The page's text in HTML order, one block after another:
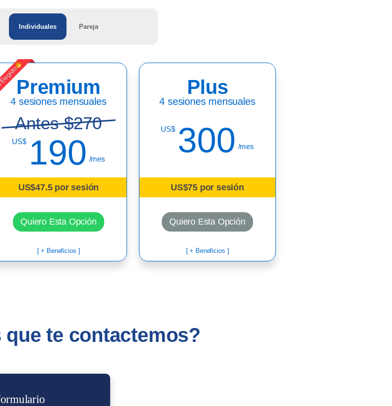
Individuales Pareja
Premium
4 sesiones mensuales
Antes $270
US$ 190 /mes
US$47.5 por sesión
Quiero Esta Opción
[ + Beneficios ]
Plus
4 sesiones mensuales
US$ 300 /mes
US$75 por sesión
Quiero Esta Opción
[ + Beneficios ]
que te contactemos?